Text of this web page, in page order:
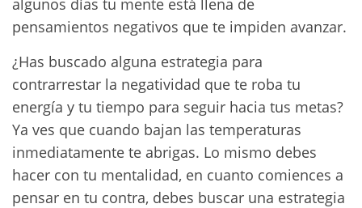
algunos días tu mente está llena de
pensamientos negativos que te impiden avanzar.
¿Has buscado alguna estrategia para
contrarrestar la negatividad que te roba tu
energía y tu tiempo para seguir hacia tus metas?
Ya ves que cuando bajan las temperaturas
inmediatamente te abrigas. Lo mismo debes
hacer con tu mentalidad, en cuanto comiences a
pensar en tu contra, debes buscar una estrategia